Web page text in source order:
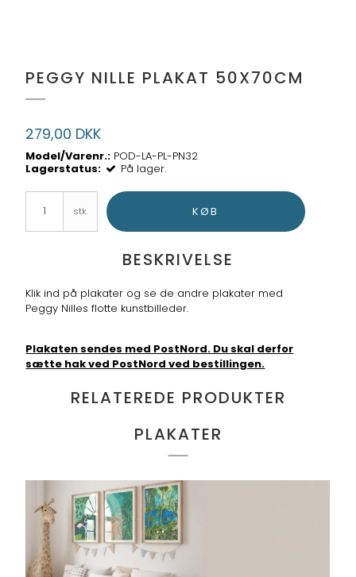
PEGGY NILLE PLAKAT 50X70CM
279,00 DKK
Model/Varenr.: POD-LA-PL-PN32
Lagerstatus:
På lager.
stk. KØB
BESKRIVELSE
Klik ind på plakater og se de andre plakater med
Peggy Nilles flotte kunstbilleder.
Plakaten sendes med PostNord. Du skal derfor
sætte hak ved PostNord ved bestillingen.
RELATEREDE PRODUKTER
PLAKATER